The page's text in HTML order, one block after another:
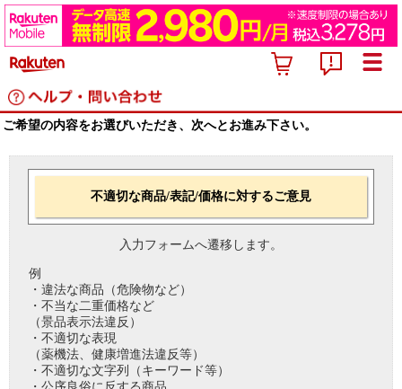
ご希望の内容をお選びいただき、次へとお進み下さい。
不適切な商品/表記/価格に対するご意見
入力フォームへ遷移します。
例
・違法な商品（危険物など）
・不当な二重価格など
（景品表示法違反）
・不適切な表現
（薬機法、健康増進法違反等）
・不適切な文字列（キーワード等）